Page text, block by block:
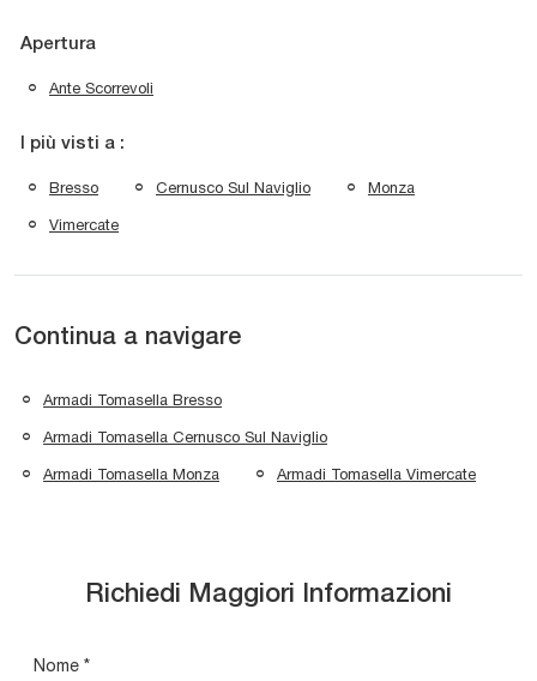
Apertura
Ante Scorrevoli
I più visti a :
Bresso Cernusco Sul Naviglio Monza
Vimercate
Continua a navigare
Armadi Tomasella Bresso
Armadi Tomasella Cernusco Sul Naviglio
Armadi Tomasella Monza Armadi Tomasella Vimercate
Richiedi Maggiori Informazioni